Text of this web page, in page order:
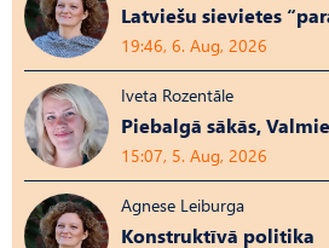
Latviešu sievietes
19:46, 6. Aug, 2026
Iveta Rozentāle
Piebalgā sākās,
15:07, 5. Aug, 2026
Agnese Leiburga
Konstruktīvā politika